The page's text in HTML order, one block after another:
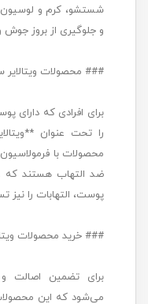
شستشو، کرم و
و جلوگیری از بروز جوش
### محصولات
برای افرادی که دارای
را تحت عنوان
محصولات با
ضد التهاب هستند که
پوست، التهابات را
### خرید محصولات
برای تضمین اصالت
می‌شود که این